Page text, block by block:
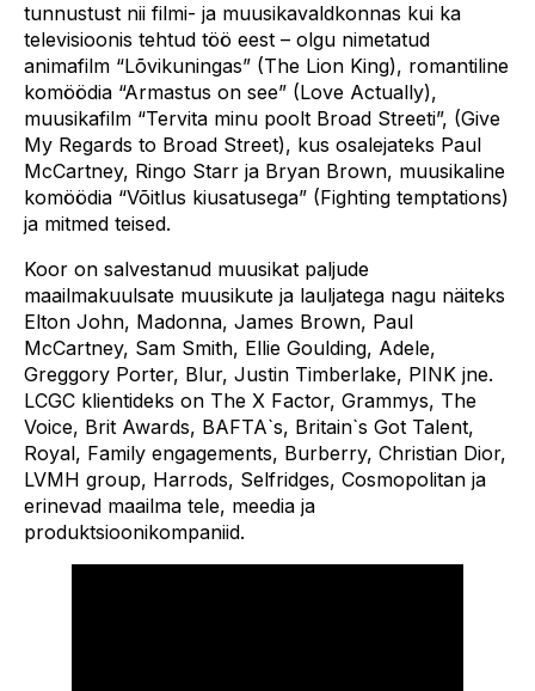
tunnustust nii filmi- ja muusikavaldkonnas kui ka
televisioonis tehtud töö eest – olgu nimetatud
animafilm “Lõvikuningas” (The Lion King), romantiline
komöödia “Armastus on see” (Love Actually),
muusikafilm “Tervita minu poolt Broad Streeti”, (Give
My Regards to Broad Street), kus osalejateks Paul
McCartney, Ringo Starr ja Bryan Brown, muusikaline
komöödia “Võitlus kiusatusega” (Fighting temptations)
ja mitmed teised.
Koor on salvestanud muusikat paljude
maailmakuulsate muusikute ja lauljatega nagu näiteks
Elton John, Madonna, James Brown, Paul
McCartney, Sam Smith, Ellie Goulding, Adele,
Greggory Porter, Blur, Justin Timberlake, PINK jne.
LCGC klientideks on The X Factor, Grammys, The
Voice, Brit Awards, BAFTA`s, Britain`s Got Talent,
Royal, Family engagements, Burberry, Christian Dior,
LVMH group, Harrods, Selfridges, Cosmopolitan ja
erinevad maailma tele, meedia ja
produktsioonikompaniid.